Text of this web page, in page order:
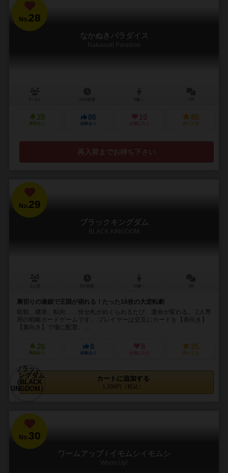
No.28
なかぬきパラダイス
Nakanuki Paradise
28
興味あり
86
経験あり
10
お気に入り
85
持ってる
再入荷までお待ち下さい
No.29
ブラックキングダム
BLACK KINGDOM
裏切りの連鎖で王国が崩れる！たった16枚の大逆転劇
暗殺、継承、転向……伏せ札がめくられるたび、運命が変わる。 2人専
用の戦略カードゲームです。 プレイヤーは交互にカードを【表向き】
【裏向き】で場に配置。 ...
26
興味あり
8
経験あり
8
お気に入り
25
持ってる
カートに追加する
1,200円（税込）
No.30
ワームアップ / イモムシイモムシ
Worm Up!